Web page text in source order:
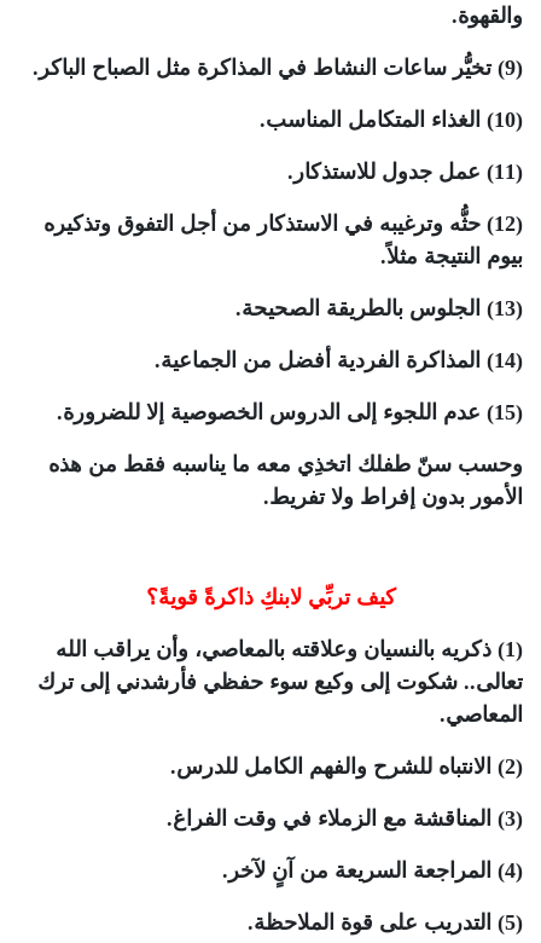
والقهوة.
(9) تخيُّر ساعات النشاط في المذاكرة مثل الصباح الباكر.
(10) الغذاء المتكامل المناسب.
(11) عمل جدول للاستذكار.
(12) حثُّه وترغيبه في الاستذكار من أجل التفوق وتذكيره
بيوم النتيجة مثلاً.
(13) الجلوس بالطريقة الصحيحة.
(14) المذاكرة الفردية أفضل من الجماعية.
(15) عدم اللجوء إلى الدروس الخصوصية إلا للضرورة.
وحسب سنّ طفلك اتخذِي معه ما يناسبه فقط من هذه
الأمور بدون إفراط ولا تفريط.
كيف تربِّي لابنكِ ذاكرةً قويةً؟
(1) ذكريه بالنسيان وعلاقته بالمعاصي، وأن يراقب الله
تعالى.. شكوت إلى وكيع سوء حفظي فأرشدني إلى ترك
المعاصي.
(2) الانتباه للشرح والفهم الكامل للدرس.
(3) المناقشة مع الزملاء في وقت الفراغ.
(4) المراجعة السريعة من آنٍ لآخر.
(5) التدريب على قوة الملاحظة.